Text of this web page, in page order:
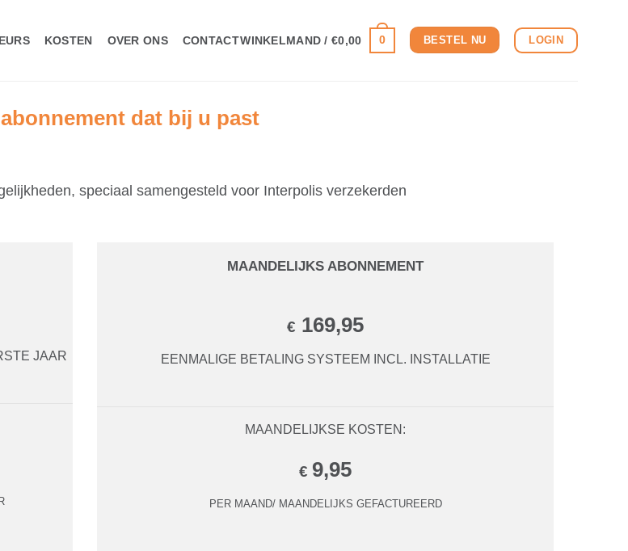
KOSTEN OVER ONS CONTACTWINKELMAND /€0,00 0 BESTEL NU LOGIN
dat bij u past
speciaal samengesteld voor Interpolis verzekerden
JAAR
MAANDELIJKS ABONNEMENT
€ 169,95
EENMALIGE BETALING SYSTEEM INCL. INSTALLATIE
MAANDELIJKSE KOSTEN:
€ 9,95
PER MAAND/ MAANDELIJKS GEFACTUREERD